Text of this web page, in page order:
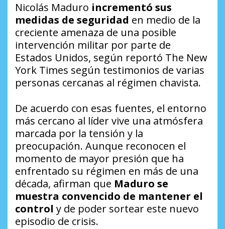
Nicolás Maduro incrementó sus
medidas de seguridad en medio de la
creciente amenaza de una posible
intervención militar por parte de
Estados Unidos, según reportó The New
York Times según testimonios de varias
personas cercanas al régimen chavista.
De acuerdo con esas fuentes, el entorno
más cercano al líder vive una atmósfera
marcada por la tensión y la
preocupación. Aunque reconocen el
momento de mayor presión que ha
enfrentado su régimen en más de una
década, afirman que Maduro se
muestra convencido de mantener el
control y de poder sortear este nuevo
episodio de crisis.